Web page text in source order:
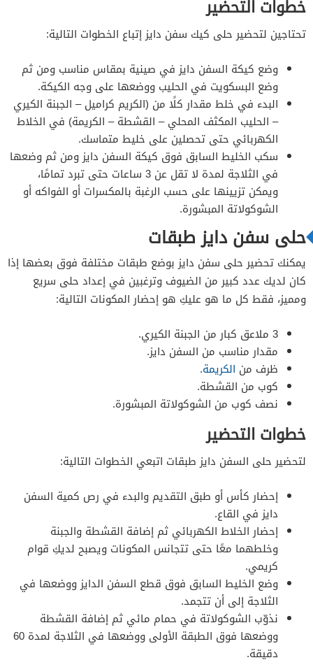
خطوات التحضير
تحتاجين لتحضير حلى كيك سفن دايز إتباع الخطوات التالية:
وضع كيكة السفن دايز في صينية بمقاس مناسب ومن ثم
وضع البسكويت في الحليب ووضعها على وجه الكيكة.
البدء في خلط مقدار كلًا من (الكريم كراميل – الجبنة الكيري
– الحليب المكثف المحلي – القشطة – الكريمة) في الخلاط
الكهربائي حتى تحصلين على خليط متماسك.
سكب الخليط السابق فوق كيكة السفن دايز ومن ثم وضعها
في الثلاجة لمدة لا تقل عن 3 ساعات حتى تبرد تمامًا،
ويمكن تزيينها على حسب الرغبة بالمكسرات أو الفواكه أو
الشوكولاتة المبشورة.
حلى سفن دايز طبقات
يمكنك تحضير حلى سفن دايز بوضع طبقات مختلفة فوق بعضها إذا
كان لديك عدد كبير من الضيوف وترغبين في إعداد حلى سريع
ومميز، فقط كل ما هو عليكِ هو إحضار المكونات التالية:
3 ملاعق كبار من الجبنة الكيري.
مقدار مناسب من السفن دايز.
ظرف من الكريمة.
كوب من القشطة.
نصف كوب من الشوكولاتة المبشورة.
خطوات التحضير
لتحضير حلى السفن دايز طبقات اتبعي الخطوات التالية:
إحضار كأس أو طبق التقديم والبدء في رص كمية السفن
دايز في القاع.
إحضار الخلاط الكهربائي ثم إضافة القشطة والجبنة
وخلطهما معًا حتى تتجانس المكونات ويصبح لديكِ قوام
كريمي.
وضع الخليط السابق فوق قطع السفن الدايز ووضعها في
الثلاجة إلى أن تتجمد.
نذوّب الشوكولاتة في حمام مائي ثم إضافة القشطة
ووضعها فوق الطبقة الأولى ووضعها في الثلاجة لمدة 60
دقيقة.